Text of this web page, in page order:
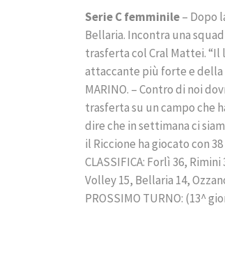
Serie C femminile– Dopo
Bellaria. Incontra una
trasferta col Cral Mattei. “Il
attaccante più forte e della
MARINO. – Contro di noi
trasferta su un campo che
dire che in settimana ci
il Riccione ha giocato con
CLASSIFICA: Forlì 36,
Volley 15, Bellaria 14,
PROSSIMO TURNO: (13^